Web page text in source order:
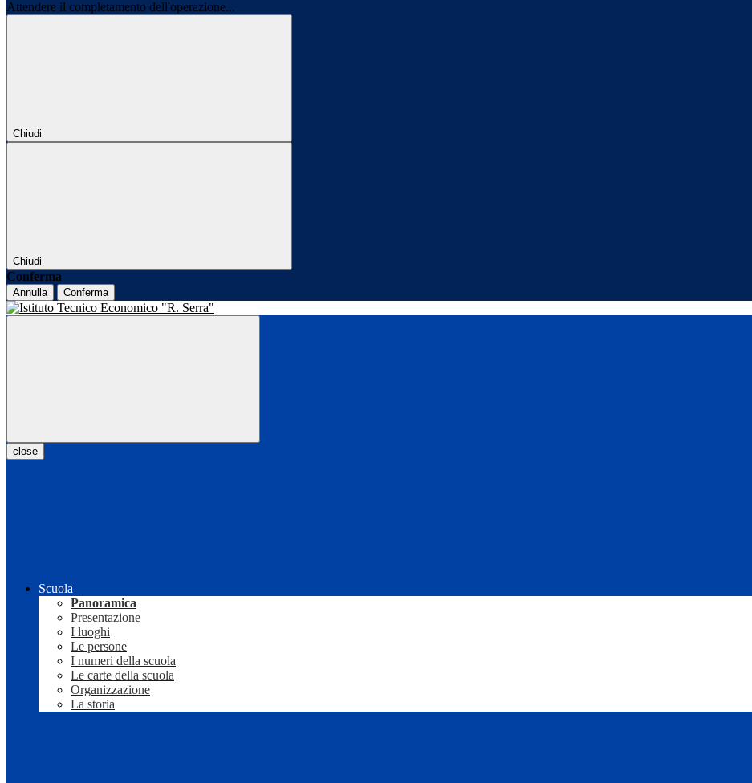
Attendere il completamento dell'operazione...
Chiudi
Chiudi
Conferma
Annulla Conferma
close
Scuola
Panoramica
Presentazione
I luoghi
Le persone
I numeri della scuola
Le carte della scuola
Organizzazione
La storia